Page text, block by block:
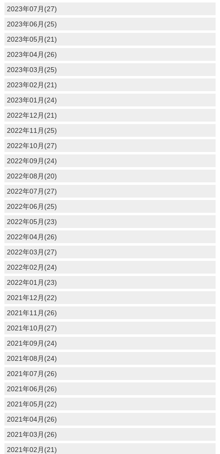
2023年07月(27)
2023年06月(25)
2023年05月(21)
2023年04月(26)
2023年03月(25)
2023年02月(21)
2023年01月(24)
2022年12月(21)
2022年11月(25)
2022年10月(27)
2022年09月(24)
2022年08月(20)
2022年07月(27)
2022年06月(25)
2022年05月(23)
2022年04月(26)
2022年03月(27)
2022年02月(24)
2022年01月(23)
2021年12月(22)
2021年11月(26)
2021年10月(27)
2021年09月(24)
2021年08月(24)
2021年07月(26)
2021年06月(26)
2021年05月(22)
2021年04月(26)
2021年03月(26)
2021年02月(21)